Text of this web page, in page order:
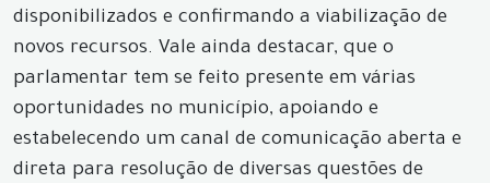
disponibilizados e confirmando a viabilização de
novos recursos. Vale ainda destacar, que o
parlamentar tem se feito presente em várias
oportunidades no município, apoiando e
estabelecendo um canal de comunicação aberta e
direta para resolução de diversas questões de